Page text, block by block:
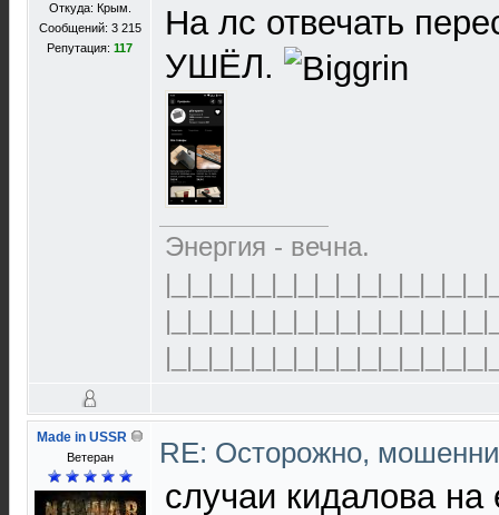
Откуда: Крым.
Сообщений: 3 215
Репутация: 117
На лс отвечать
УШЁЛ.
Энергия - вечна.
Made in USSR
Ветеран RE: Осторожно,
случаи кидалова